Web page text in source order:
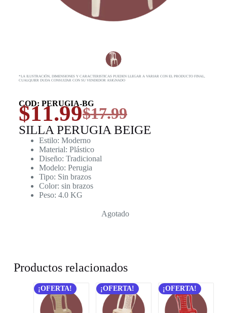
*LA ILUSTRACIÓN, DIMENSIONES Y CARACTERISTICAS PUEDEN LLEGAR A VARIAR CON EL PRODUCTO FINAL,
CUALQUIER DUDA CONSULTAR CON SU VENDEDOR ASIGNADO
COD: PERUGIA-BG
$17.99
$11.99
SILLA PERUGIA BEIGE
Estilo: Moderno
Material: Plástico
Diseño: Tradicional
Modelo: Perugia
Tipo: Sin brazos
Color: sin brazos
Peso: 4.0 KG
Agotado
Productos relacionados
¡OFERTA! ¡OFERTA! ¡OFERTA!